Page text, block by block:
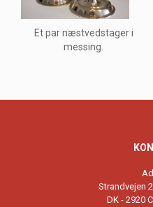
Et par næstvedstager i
messing.
Strandvejen
DK - 2920